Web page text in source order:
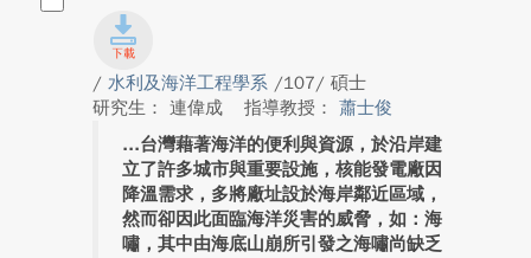
/ 水利及海洋工程學系 /107/ 碩士
研究生： 連偉成
指導教授： 蕭士俊
台灣藉著海洋的便利與資源，於沿岸建
立了許多城市與重要設施，核能發電廠因
降溫需求，多將廠址設於海岸鄰近區域，
然而卻因此面臨海洋災害的威脅，如：海
嘯，其中由海底山崩所引發之海嘯尚缺乏